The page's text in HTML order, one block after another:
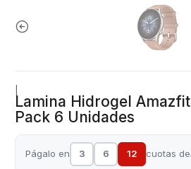
Lamina Hidrogel
Pack 6 Unidades
Págalo en 3 6 12 cuotas de